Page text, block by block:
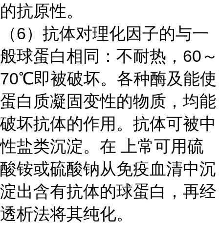
的抗原性。
（6）抗体对理化因子的与一
般球蛋白相同：不耐热，60～
70℃即被破坏。各种酶及能使
蛋白质凝固变性的物质，均能
破坏抗体的作用。抗体可被中
性盐类沉淀。在 上常可用硫
酸铵或硫酸钠从免疫血清中沉
淀出含有抗体的球蛋白，再经
透析法将其纯化。